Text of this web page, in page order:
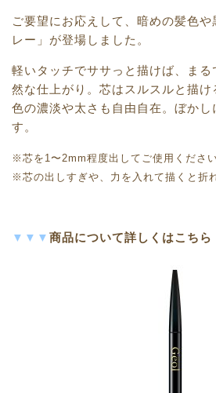
ご要望にお応えして、暗めの髪色
レー」が登場しました。
軽いタッチでササっと描けば、まる
然な仕上がり。芯はスルスルと描け
色の濃淡や太さも自由自在。ぼか
す。
※芯を1〜2mm程度出してご使用ください
※芯の出しすぎや、力を入れて描くと折
▼▼▼ 商品について詳しくはこちら